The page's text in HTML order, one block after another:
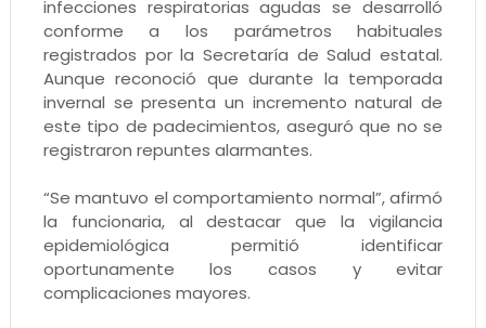
infecciones respiratorias agudas se desarrolló
conforme a los parámetros habituales
registrados por la Secretaría de Salud estatal.
Aunque reconoció que durante la temporada
invernal se presenta un incremento natural de
este tipo de padecimientos, aseguró que no se
registraron repuntes alarmantes.
“Se mantuvo el comportamiento normal”, afirmó
la funcionaria, al destacar que la vigilancia
epidemiológica permitió identificar
oportunamente los casos y evitar
complicaciones mayores.